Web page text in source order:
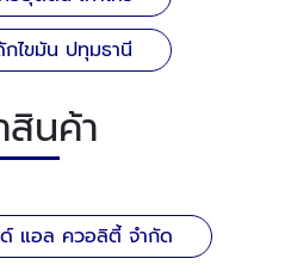
ไขมัน ปทุมธานี
สินค้า
แอล ควอลิตี้ จำกัด